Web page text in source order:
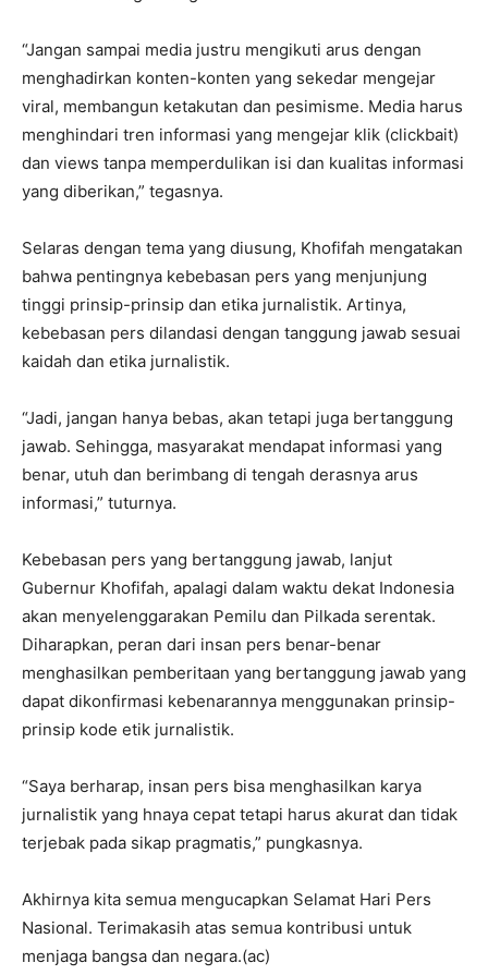
“Jangan sampai media justru mengikuti arus dengan
menghadirkan konten-konten yang sekedar mengejar
viral, membangun ketakutan dan pesimisme. Media harus
menghindari tren informasi yang mengejar klik (clickbait)
dan views tanpa memperdulikan isi dan kualitas informasi
yang diberikan,” tegasnya.
Selaras dengan tema yang diusung, Khofifah mengatakan
bahwa pentingnya kebebasan pers yang menjunjung
tinggi prinsip-prinsip dan etika jurnalistik. Artinya,
kebebasan pers dilandasi dengan tanggung jawab sesuai
kaidah dan etika jurnalistik.
“Jadi, jangan hanya bebas, akan tetapi juga bertanggung
jawab. Sehingga, masyarakat mendapat informasi yang
benar, utuh dan berimbang di tengah derasnya arus
informasi,” tuturnya.
Kebebasan pers yang bertanggung jawab, lanjut
Gubernur Khofifah, apalagi dalam waktu dekat Indonesia
akan menyelenggarakan Pemilu dan Pilkada serentak.
Diharapkan, peran dari insan pers benar-benar
menghasilkan pemberitaan yang bertanggung jawab yang
dapat dikonfirmasi kebenarannya menggunakan prinsip-
prinsip kode etik jurnalistik.
“Saya berharap, insan pers bisa menghasilkan karya
jurnalistik yang hnaya cepat tetapi harus akurat dan tidak
terjebak pada sikap pragmatis,” pungkasnya.
Akhirnya kita semua mengucapkan Selamat Hari Pers
Nasional. Terimakasih atas semua kontribusi untuk
menjaga bangsa dan negara.(ac)